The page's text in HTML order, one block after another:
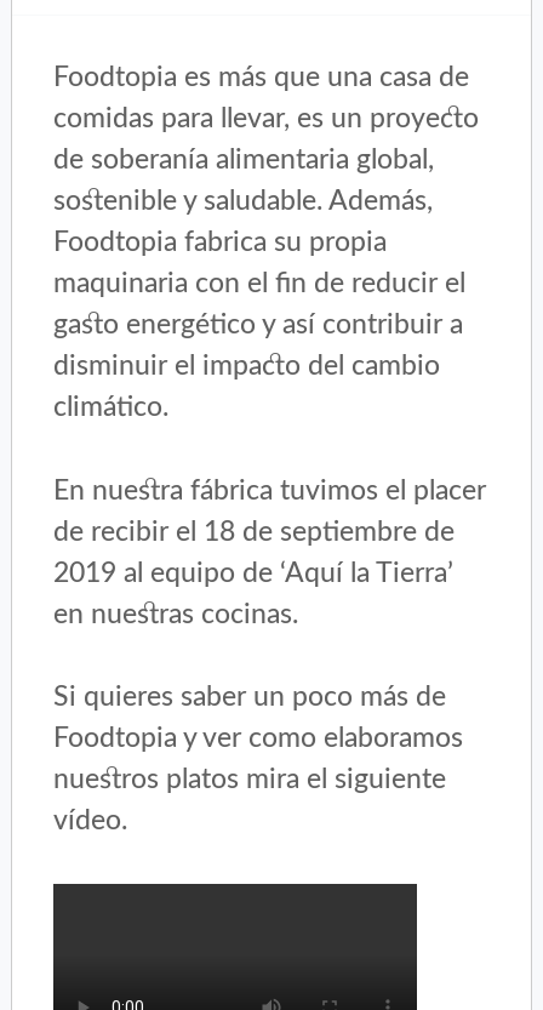
Foodtopia es más que una casa de
comidas para llevar, es un proyecto
de soberanía alimentaria global,
sostenible y saludable. Además,
Foodtopia fabrica su propia
maquinaria con el fin de reducir el
gasto energético y así contribuir a
disminuir el impacto del cambio
climático.
En nuestra fábrica tuvimos el placer
de recibir el 18 de septiembre de
2019 al equipo de ‘Aquí la Tierra’
en nuestras cocinas.
Si quieres saber un poco más de
Foodtopia y ver como elaboramos
nuestros platos mira el siguiente
vídeo.